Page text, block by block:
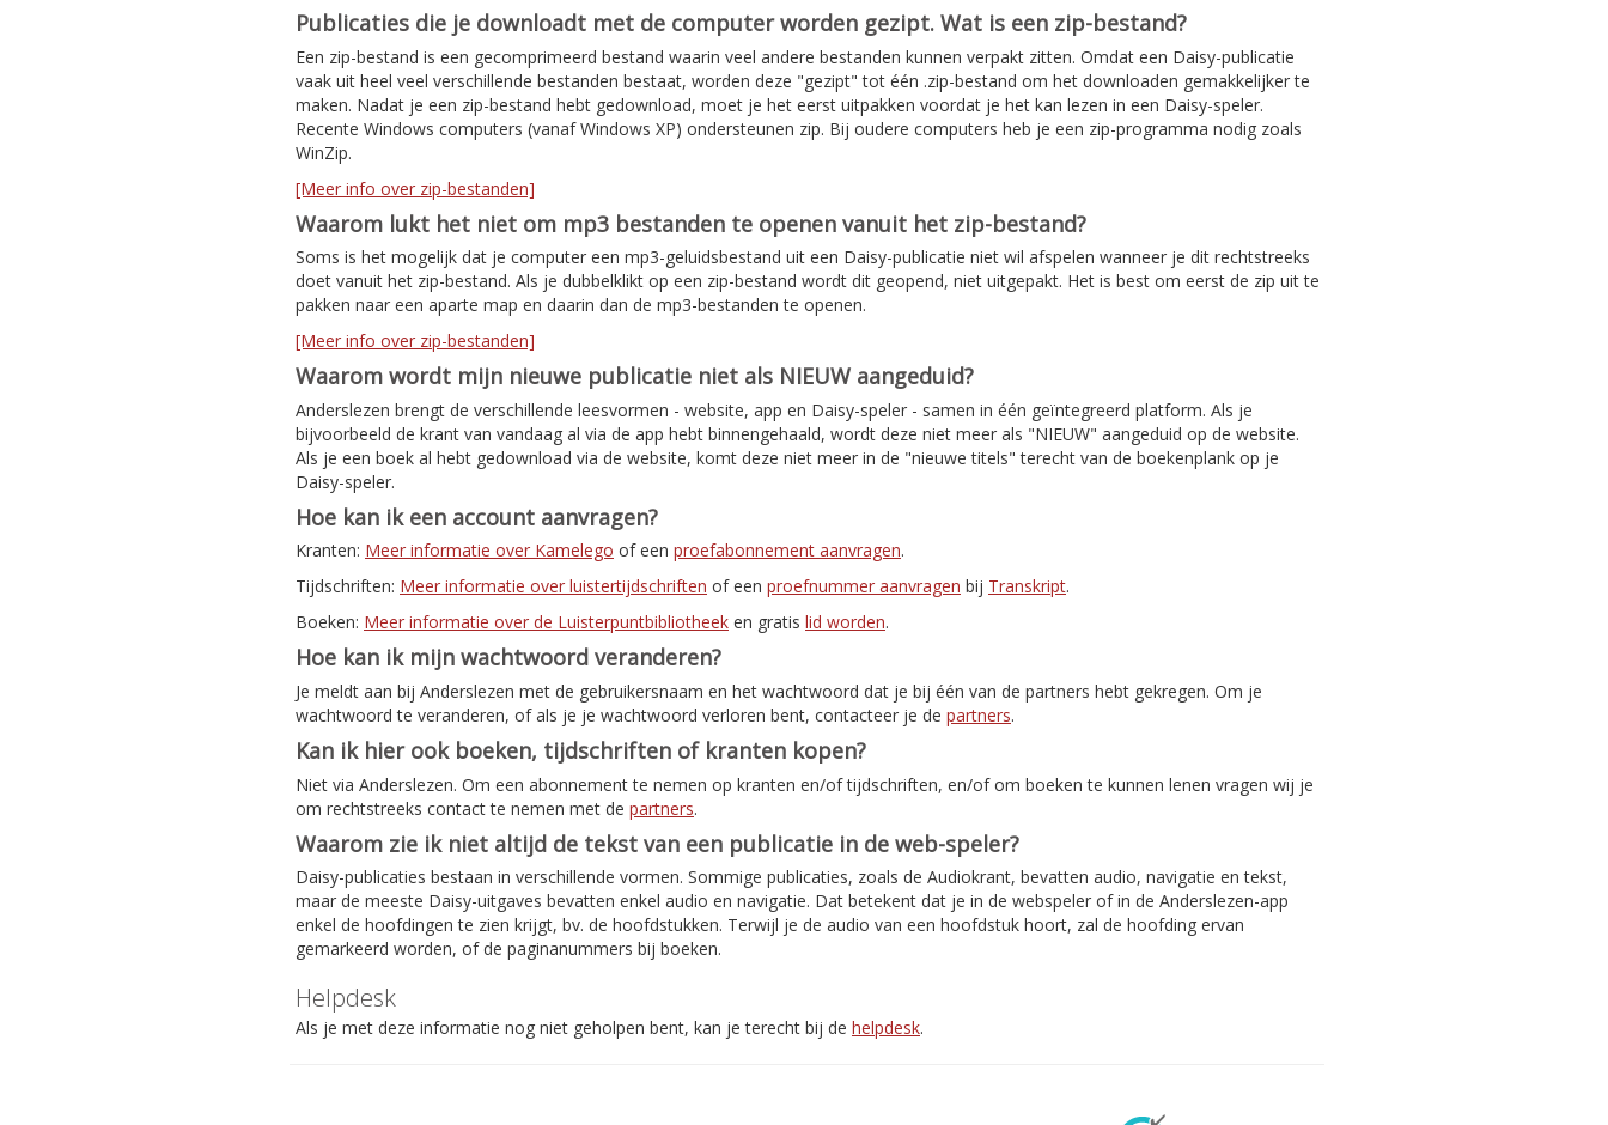
Publicaties die je downloadt met de computer worden gezipt. Wat is een zip-bestand?
Een zip-bestand is een gecomprimeerd bestand waarin veel andere bestanden kunnen verpakt zitten. Omdat een Daisy-publicatie
vaak uit heel veel verschillende bestanden bestaat, worden deze "gezipt" tot één .zip-bestand om het downloaden gemakkelijker te
maken. Nadat je een zip-bestand hebt gedownload, moet je het eerst uitpakken voordat je het kan lezen in een Daisy-speler.
Recente Windows computers (vanaf Windows XP) ondersteunen zip. Bij oudere computers heb je een zip-programma nodig zoals
WinZip.
[Meer info over zip-bestanden]
Waarom lukt het niet om mp3 bestanden te openen vanuit het zip-bestand?
Soms is het mogelijk dat je computer een mp3-geluidsbestand uit een Daisy-publicatie niet wil afspelen wanneer je dit rechtstreeks
doet vanuit het zip-bestand. Als je dubbelklikt op een zip-bestand wordt dit geopend, niet uitgepakt. Het is best om eerst de zip uit te
pakken naar een aparte map en daarin dan de mp3-bestanden te openen.
[Meer info over zip-bestanden]
Waarom wordt mijn nieuwe publicatie niet als NIEUW aangeduid?
Anderslezen brengt de verschillende leesvormen - website, app en Daisy-speler - samen in één geïntegreerd platform. Als je
bijvoorbeeld de krant van vandaag al via de app hebt binnengehaald, wordt deze niet meer als "NIEUW" aangeduid op de website.
Als je een boek al hebt gedownload via de website, komt deze niet meer in de "nieuwe titels" terecht van de boekenplank op je
Daisy-speler.
Hoe kan ik een account aanvragen?
Kranten: Meer informatie over Kamelego of een proefabonnement aanvragen.
Tijdschriften: Meer informatie over luistertijdschriften of een proefnummer aanvragen bij Transkript.
Boeken: Meer informatie over de Luisterpuntbibliotheek en gratis lid worden.
Hoe kan ik mijn wachtwoord veranderen?
Je meldt aan bij Anderslezen met de gebruikersnaam en het wachtwoord dat je bij één van de partners hebt gekregen. Om je
wachtwoord te veranderen, of als je je wachtwoord verloren bent, contacteer je de partners.
Kan ik hier ook boeken, tijdschriften of kranten kopen?
Niet via Anderslezen. Om een abonnement te nemen op kranten en/of tijdschriften, en/of om boeken te kunnen lenen vragen wij je
om rechtstreeks contact te nemen met de partners.
Waarom zie ik niet altijd de tekst van een publicatie in de web-speler?
Daisy-publicaties bestaan in verschillende vormen. Sommige publicaties, zoals de Audiokrant, bevatten audio, navigatie en tekst,
maar de meeste Daisy-uitgaves bevatten enkel audio en navigatie. Dat betekent dat je in de webspeler of in de Anderslezen-app
enkel de hoofdingen te zien krijgt, bv. de hoofdstukken. Terwijl je de audio van een hoofdstuk hoort, zal de hoofding ervan
gemarkeerd worden, of de paginanummers bij boeken.
Helpdesk
Als je met deze informatie nog niet geholpen bent, kan je terecht bij de helpdesk.